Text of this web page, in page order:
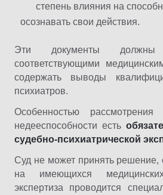
степень влияния на
осознавать свои действия.
Эти документы
соответствующими
содержать выводы
психиатров.
Особенностью
недееспособности есть
судебно-психиатрической
Суд не может принять решение,
на имеющихся
экспертиза проводится